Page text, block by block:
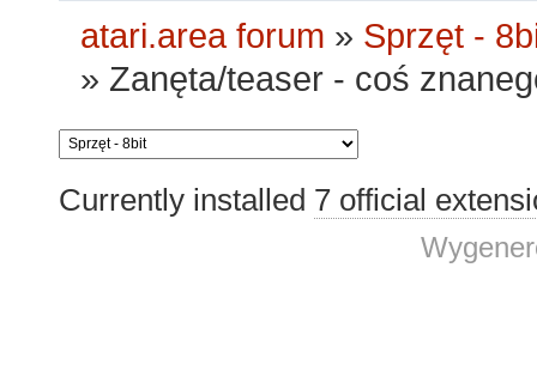
atari.area forum » Sprzęt -
» Zanęta/teaser - coś
Currently installed 7 official